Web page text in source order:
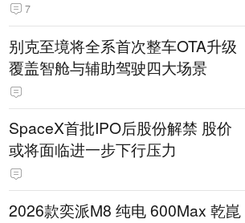
7
别克至境将全系首次整车OTA升级
覆盖智舱与辅助驾驶四大场景
SpaceX首批IPO后股份解禁 股价
或将面临进一步下行压力
2026款奕派M8 纯电 600Max 乾崑